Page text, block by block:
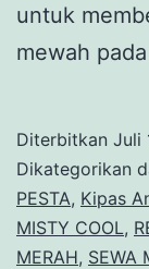
untuk
mewah
Diterbitkan Juli
Dikategorikan
PESTA, Kipas
MISTY COOL,
MERAH, SEWA